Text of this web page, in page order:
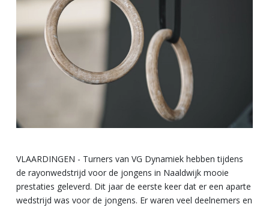
VLAARDINGEN - Turners van VG Dynamiek hebben tijdens
de rayonwedstrijd voor de jongens in Naaldwijk mooie
prestaties geleverd. Dit jaar de eerste keer dat er een aparte
wedstrijd was voor de jongens. Er waren veel deelnemers en